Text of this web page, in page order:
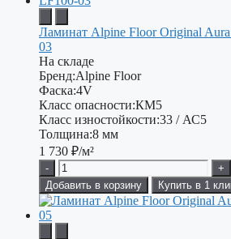
Ламинат Alpine Floor Original
03
На складе
Бренд:Alpine Floor
Фаска:4V
Класс опасности:КМ5
Класс изностойкости:33 / АС5
Толщина:8 мм
1 730 ₽/м²
-
+
Добавить в корзину
Купить в 1